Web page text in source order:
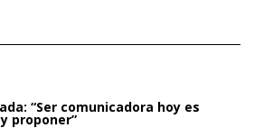
“Ser comunicadora hoy es
proponer”